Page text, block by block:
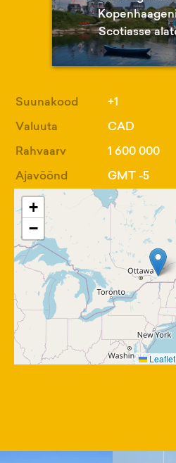
Scotiasse
Suunakood
+1
Valuuta
CAD
Rahvaarv
1 600 000
Ajavöönd
GMT -5
+
−
Leaflet